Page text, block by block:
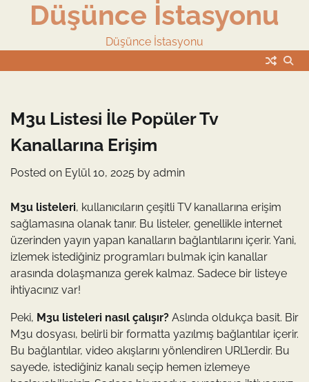
Düşünce İstasyonu
Düşünce İstasyonu
M3u Listesi İle Popüler Tv
Kanallarına Erişim
Posted on Eylül 10, 2025 by admin
M3u listeleri, kullanıcıların çeşitli TV kanallarına erişim
sağlamasına olanak tanır. Bu listeler, genellikle internet
üzerinden yayın yapan kanalların bağlantılarını içerir. Yani,
izlemek istediğiniz programları bulmak için kanallar
arasında dolaşmanıza gerek kalmaz. Sadece bir listeye
ihtiyacınız var!
Peki, M3u listeleri nasıl çalışır? Aslında oldukça basit. Bir
M3u dosyası, belirli bir formatta yazılmış bağlantılar içerir.
Bu bağlantılar, video akışlarını yönlendiren URL’lerdir. Bu
sayede, istediğiniz kanalı seçip hemen izlemeye